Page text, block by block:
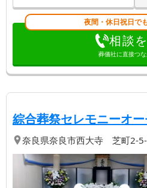
夜間・休日祝日で
相談
葬儀社に直接つ
【第2位】
綜合葬祭セレモニーオ
奈良県奈良市西大寺 芝町2-